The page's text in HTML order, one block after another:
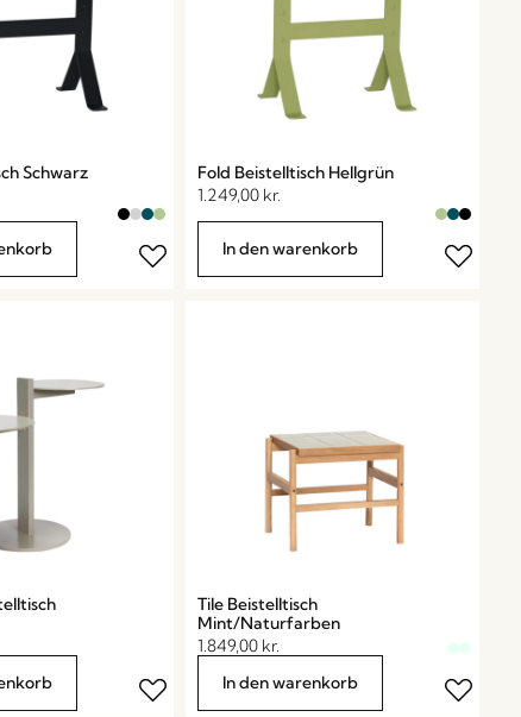
Schwarz
Fold Beistelltisch Hellgrün
1.249,00 kr.
In den warenkorb
Tile Beistelltisch
Mint/Naturfarben
1.849,00 kr.
In den warenkorb